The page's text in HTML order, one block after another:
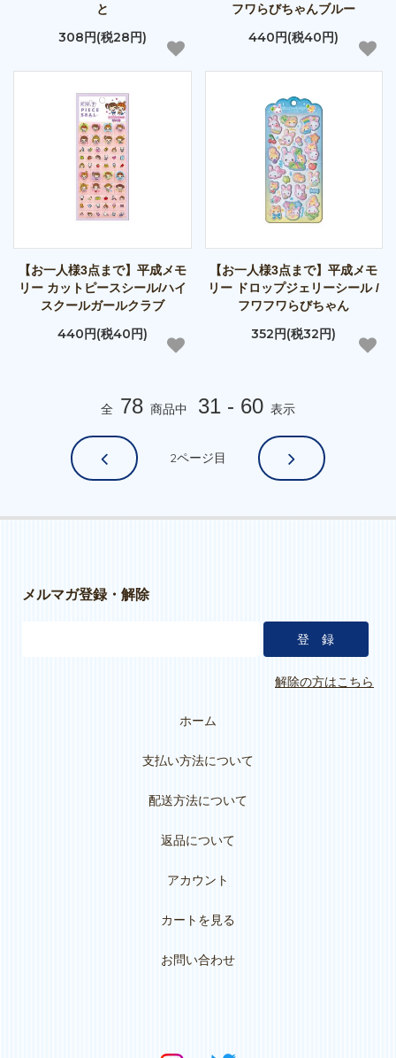
と
308円(税28円)
フワらびちゃんブルー
440円(税40円)
【お一人様3点まで】平成メモ
リー カットピースシール/ハイ
スクールガールクラブ
440円(税40円)
【お一人様3点まで】平成メモ
リー ドロップジェリーシール /
フワフワらびちゃん
352円(税32円)
全 78 商品中 31 - 60 表示
2ページ目
メルマガ登録・解除
解除の方はこちら
ホーム
支払い方法について
配送方法について
返品について
アカウント
カートを見る
お問い合わせ